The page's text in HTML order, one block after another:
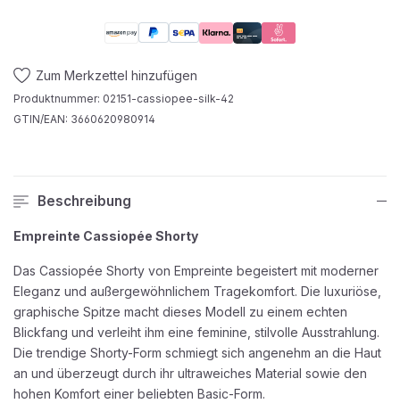
Zum Merkzettel hinzufügen
Produktnummer: 02151-cassiopee-silk-42
GTIN/EAN: 3660620980914
Beschreibung
Empreinte Cassiopée Shorty
Das Cassiopée Shorty von Empreinte begeistert mit moderner
Eleganz und außergewöhnlichem Tragekomfort. Die luxuriöse,
graphische Spitze macht dieses Modell zu einem echten
Blickfang und verleiht ihm eine feminine, stilvolle Ausstrahlung.
Die trendige Shorty-Form schmiegt sich angenehm an die Haut
an und überzeugt durch ihr ultraweiches Material sowie den
hohen Komfort einer beliebten Basic-Form.